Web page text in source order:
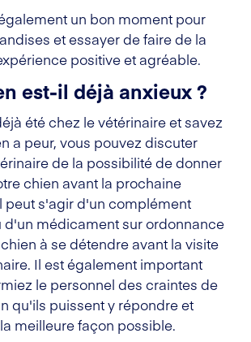
un bon moment pour
et essayer de faire de la
positive et agréable.
est-il déjà anxieux ?
été chez le vétérinaire et savez
a peur, vous pouvez discuter
de la possibilité de donner
chien avant la prochaine
peut s'agir d'un complément
d'un médicament sur ordonnance
à se détendre avant la visite
Il est également important
le personnel des craintes de
qu'ils puissent y répondre et
meilleure façon possible.